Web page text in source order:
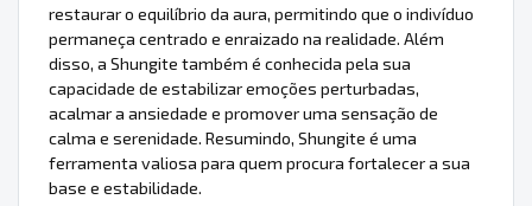
restaurar o equilíbrio da aura, permitindo que o indivíduo
permaneça centrado e enraizado na realidade. Além
disso, a Shungite também é conhecida pela sua
capacidade de estabilizar emoções perturbadas,
acalmar a ansiedade e promover uma sensação de
calma e serenidade. Resumindo, Shungite é uma
ferramenta valiosa para quem procura fortalecer a sua
base e estabilidade.